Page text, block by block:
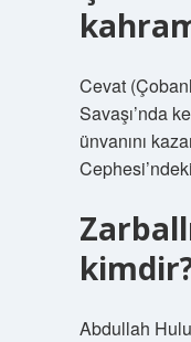
Cevat
Savaşı’nda
ünvanını
Abdullah